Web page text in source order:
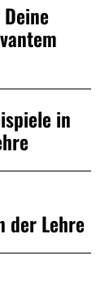
in
der Lehre